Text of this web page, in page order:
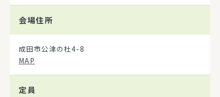
会場住所
成田市公津の杜4-8
MAP
定員